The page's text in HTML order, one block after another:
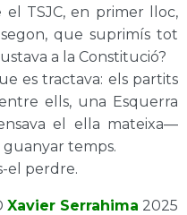
TSJC, en primer lloc,
que suprimís tot
a la Constitució?
es tractava: els partits
ells, una Esquerra
el ella mateixa—
guanyar temps.
el perdre.
Xavier Serrahima 2025